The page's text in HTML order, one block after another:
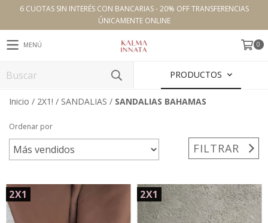
6 CUOTAS SIN INTERÉS CON BANCARIAS - 20% OFF TRANSFERENCIAS
ÚNICAMENTE ONLINE
MENÚ 0
PRODUCTOS
Inicio / 2X1! / SANDALIAS / SANDALIAS BAHAMAS
Ordenar por
FILTRAR
2X1 2X1